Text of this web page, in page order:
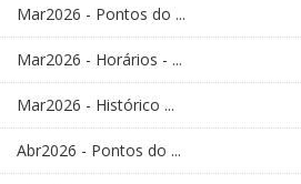
Mar2026 - Pontos do ...
Mar2026 - Horários - ...
Mar2026 - Histórico ...
Abr2026 - Pontos do ...